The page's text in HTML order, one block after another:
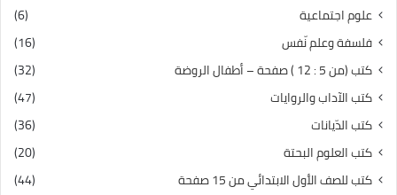
علوم اجتماعية
(6)
فلسفة وعلم نّفس
(16)
كتب (من 5 : 12 ) صفحة – أطفال الروضة
(32)
كتب الآداب والروايات
(47)
كتب الدّيانات
(36)
كتب العلوم البحتة
(20)
كتب للصف الأول الابتدائي من 15 صفحة
(44)